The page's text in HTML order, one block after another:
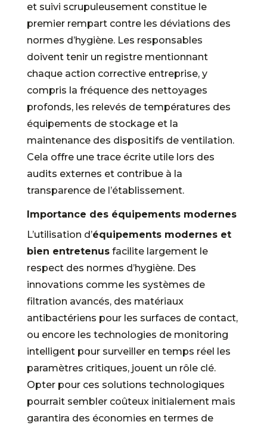
et suivi scrupuleusement constitue le
premier rempart contre les déviations des
normes d’hygiène. Les responsables
doivent tenir un registre mentionnant
chaque action corrective entreprise, y
compris la fréquence des nettoyages
profonds, les relevés de températures des
équipements de stockage et la
maintenance des dispositifs de ventilation.
Cela offre une trace écrite utile lors des
audits externes et contribue à la
transparence de l’établissement.
Importance des équipements modernes
L’utilisation d’équipements modernes et
bien entretenusfacilite largement le
respect des normes d’hygiène. Des
innovations comme les systèmes de
filtration avancés, des matériaux
antibactériens pour les surfaces de contact,
ou encore les technologies de monitoring
intelligent pour surveiller en temps réel les
paramètres critiques, jouent un rôle clé.
Opter pour ces solutions technologiques
pourrait sembler coûteux initialement mais
garantira des économies en termes de